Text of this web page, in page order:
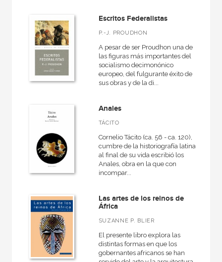
Escritos Federalistas
P.-J. PROUDHON
A pesar de ser Proudhon una de
las figuras más importantes del
socialismo decimonónico
europeo, del fulgurante éxito de
sus obras y de la di...
Anales
TÁCITO
Cornelio Tácito (ca. 56 - ca. 120),
cumbre de la historiografía latina,
al final de su vida escribió los
Anales, obra en la que con
incompar...
Las artes de los reinos de
África
SUZANNE P. BLIER
El presente libro explora las
distintas formas en que los
gobernantes africanos se han